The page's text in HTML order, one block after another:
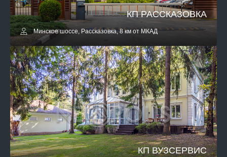
КП РАССКАЗОВКА
Минское шоссе, Рассказовка, 8 км от МКАД
КП ВУЗСЕРВИС